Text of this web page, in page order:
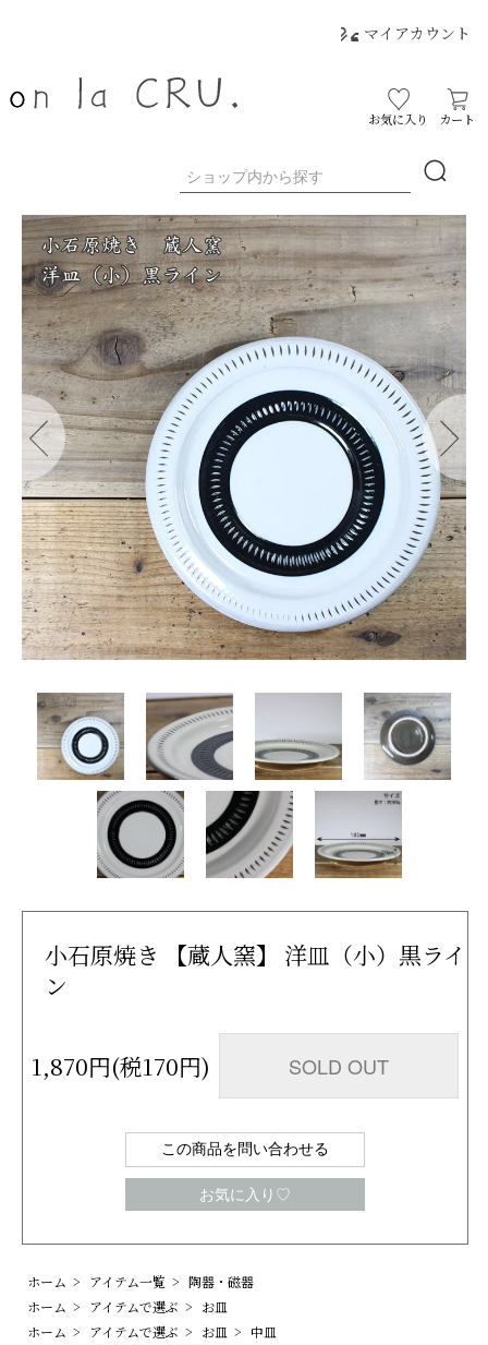
マイアカウント
お気に入り カート
小石原焼き 【蔵人窯】 洋皿（小）黒ライ
ン
1,870円(税170円) SOLD OUT
この商品を問い合わせる
お気に入り♡
ホーム > アイテム一覧 > 陶器・磁器
ホーム > アイテムで選ぶ > お皿
ホーム > アイテムで選ぶ > お皿 > 中皿